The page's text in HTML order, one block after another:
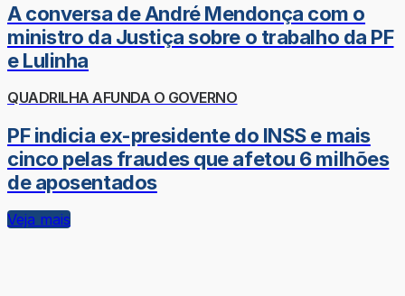
A conversa de André Mendonça com o
ministro da Justiça sobre o trabalho da PF
e Lulinha
QUADRILHA AFUNDA O GOVERNO
PF indicia ex-presidente do INSS e mais
cinco pelas fraudes que afetou 6 milhões
de aposentados
Veja mais